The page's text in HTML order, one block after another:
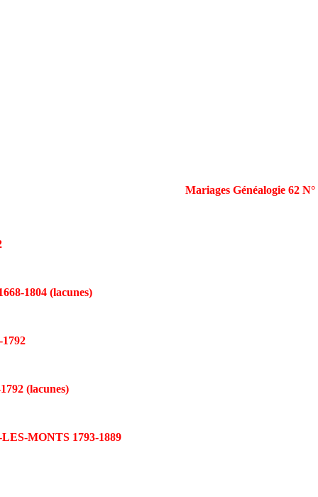
Mariages Généalogie 62 N°
1804 (lacunes)
(lacunes)
MONTS 1793-1889